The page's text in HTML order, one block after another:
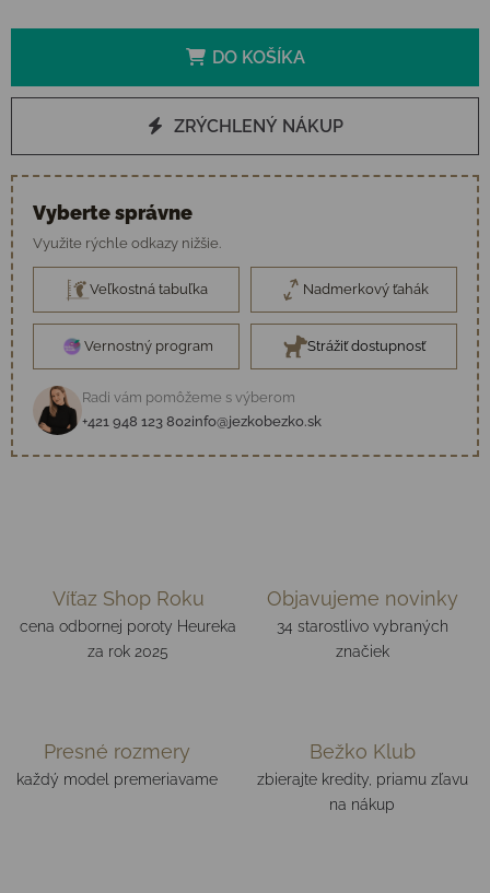
DO KOŠÍKA
ZRÝCHLENÝ NÁKUP
Vyberte správne
Využite rýchle odkazy nižšie.
Veľkostná tabuľka Nadmerkový ťahák
Vernostný program Strážiť dostupnosť
Radi vám pomôžeme s výberom
+421 948 123 802info@jezkobezko.sk
Víťaz Shop Roku
cena odbornej poroty Heureka
za rok 2025
Objavujeme novinky
34 starostlivo vybraných
značiek
Presné rozmery
každý model premeriavame
Bežko Klub
zbierajte kredity, priamu zľavu
na nákup